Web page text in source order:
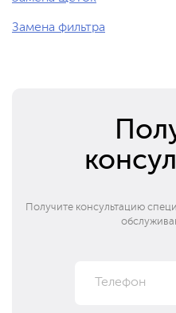
Замена фильтра
Получите консультацию